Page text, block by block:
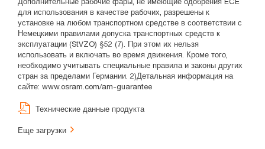
для использования в качестве рабочих, разрешены к
установке на любом транспортном средстве в соответствии с
Немецкими правилами допуска транспортных средств к
эксплуатации (StVZO) §52 (7). При этом их нельзя
использовать и включать во время движения. Кроме того,
необходимо учитывать специальные правила и законы других
стран за пределами Германии. 2)Детальная информация на
сайте: www.osram.com/am-guarantee
Технические данные продукта
Еще загрузки